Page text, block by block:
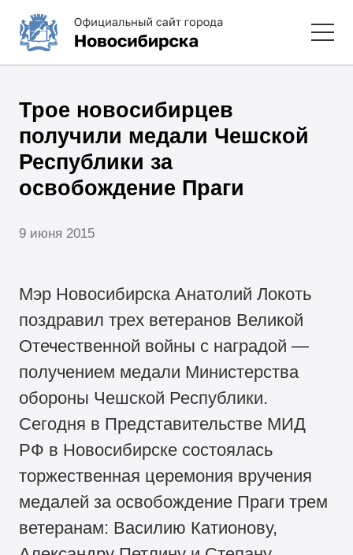
Трое новосибирцев
получили медали Чешской
Республики за
освобождение Праги
9 июня 2015
Мэр Новосибирска Анатолий Локоть
поздравил трех ветеранов Великой
Отечественной войны с наградой —
получением медали Министерства
обороны Чешской Республики.
Сегодня в Представительстве МИД
РФ в Новосибирске состоялась
торжественная церемония вручения
медалей за освобождение Праги трем
ветеранам: Василию Катионову,